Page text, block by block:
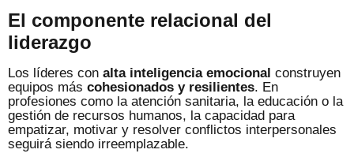
El componente relacional del
liderazgo
Los líderes con alta inteligencia emocional construyen
equipos más cohesionados y resilientes. En
profesiones como la atención sanitaria, la educación o la
gestión de recursos humanos, la capacidad para
empatizar, motivar y resolver conflictos interpersonales
seguirá siendo irreemplazable.